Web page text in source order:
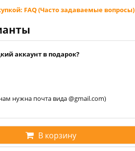
FAQ (Часто задаваемые вопросы)
аккаунт в подарок?
нужна почта вида @gmail.com)
В корзину